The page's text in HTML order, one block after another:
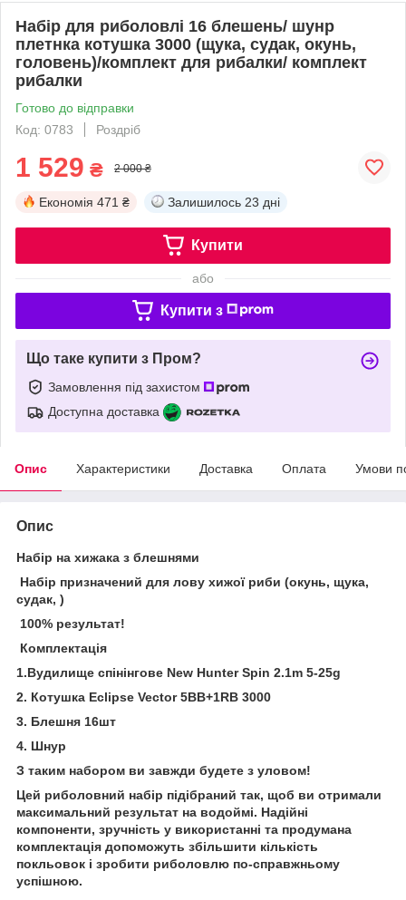
Набір для риболовлі 16 блешень/ шунр
плетнка котушка 3000 (щука, судак, окунь,
головень)/комплект для рибалки/ комплект
рибалки
Готово до відправки
Код: 0783
Роздріб
1 529 ₴ 2 000 ₴
Економія 471 ₴ Залишилось 23 дні
Купити
або
Купити з
Що таке купити з Пром?
Замовлення під захистом
Доступна доставка
Опис Характеристики Доставка Оплата Умови
Опис
Набір на хижака з блешнями
Набір призначений для лову хижої риби (окунь, щука,
судак, )
100% результат!
Комплектація
1.Вудилище спінінгове New Hunter Spin 2.1m 5-25g
2. Котушка Eclipse Vector 5BB+1RB 3000
3. Блешня 16шт
4. Шнур
З таким набором ви завжди будете з уловом!
Цей риболовний набір підібраний так, щоб ви отримали
максимальний результат на водоймі. Надійні
компоненти, зручність у використанні та продумана
комплектація допоможуть збільшити кількість
покльовок і зробити риболовлю по-справжньому
успішною.